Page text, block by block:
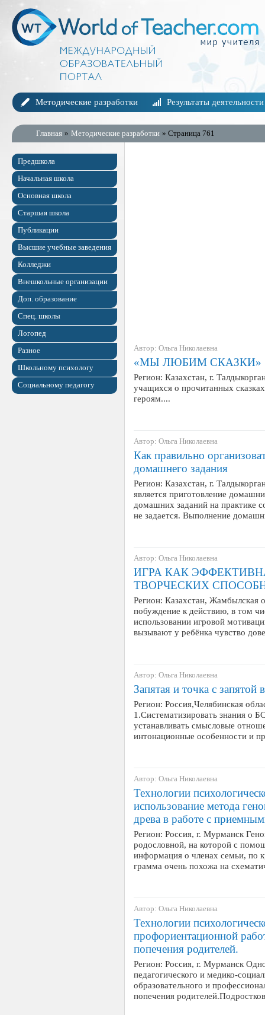
Методические разработки Результаты деятельности
Главная » Методические разработки » Страница 761
Предшкола
Начальная школа
Основная школа
Старшая школа
Публикации
Высшие учебные заведения
Колледжи
Внешкольные организации
Доп. образование
Спец. школы
Логопед
Разное
Школьному психологу
Социальному педагогу
Автор: Ольга Николаевна
«МЫ ЛЮБИМ СКАЗКИ»
Регион: Казахстан, г.
учащихся о прочитанных
героям....
Автор: Ольга Николаевна
Как правильно
домашнего задания
Регион: Казахстан, г.
является приготовление
домашних заданий на практике
не задается. Вы­полнение
Автор: Ольга Николаевна
ИГРА КАК
ТВОРЧЕСКИХ
Регион: Казахстан, Жамбылская
побуждение к действию, в том
использовании игровой
вызывают у ребёнка чувство
Автор: Ольга Николаевна
Запятая и точка с
Регион: Россия,Челябинская
1.Систематизировать знания о
устанавливать смысловые
интонационные особенности и
Автор: Ольга Николаевна
Технологии
использование метода
древа в работе с
Регион: Россия, г. Мурманск
родословной, на которой с
информация о членах семьи, по
грамма очень похожа на
Автор: Ольга Николаевна
Технологии
профориентационной
попечения родителей.
Регион: Россия, г. Мурманск
педагогического и медико-
образовательного и
попечения